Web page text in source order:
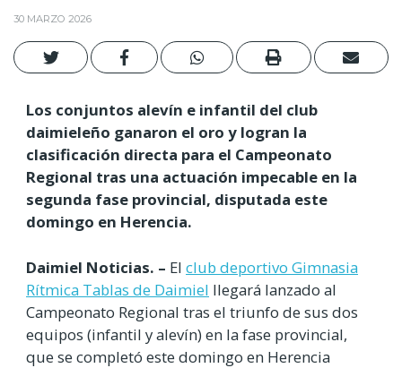
30 MARZO 2026
Los conjuntos alevín e infantil del club
daimieleño ganaron el oro y logran la
clasificación directa para el Campeonato
Regional tras una actuación impecable en la
segunda fase provincial, disputada este
domingo en Herencia.
Daimiel Noticias. – El club deportivo Gimnasia
Rítmica Tablas de Daimiel llegará lanzado al
Campeonato Regional tras el triunfo de sus dos
equipos (infantil y alevín) en la fase provincial,
que se completó este domingo en Herencia